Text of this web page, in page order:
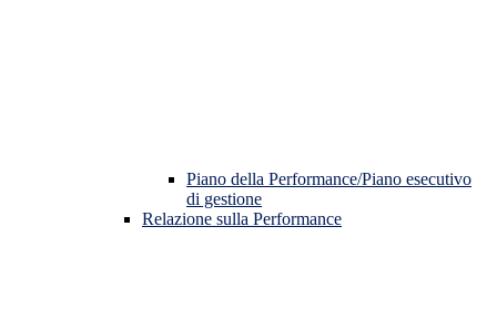
Piano della Performance/Piano esecutivo
di gestione
Relazione sulla Performance